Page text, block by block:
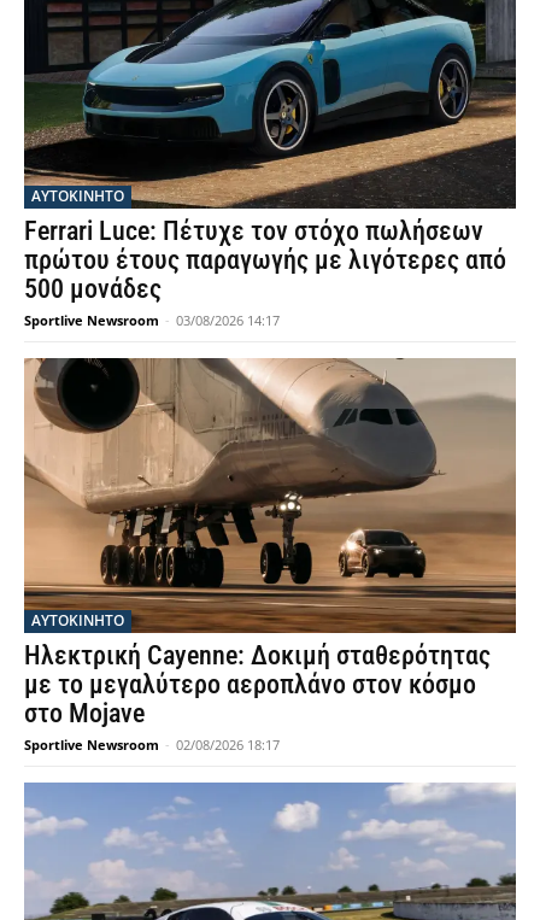
ΑΥΤΟΚΙΝΗΤΟ
Ferrari Luce: Πέτυχε τον στόχο πωλήσεων
πρώτου έτους παραγωγής με λιγότερες από
500 μονάδες
Sportlive Newsroom - 03/08/2026 14:17
ΑΥΤΟΚΙΝΗΤΟ
Ηλεκτρική Cayenne: Δοκιμή σταθερότητας
με το μεγαλύτερο αεροπλάνο στον κόσμο
στο Mojave
Sportlive Newsroom - 02/08/2026 18:17